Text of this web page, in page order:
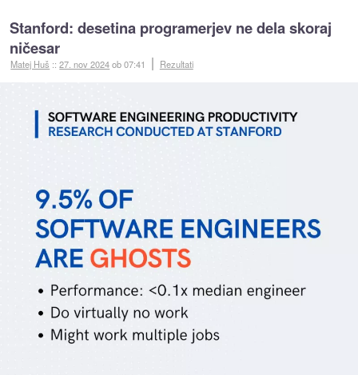
Stanford: desetina programerjev ne dela skoraj
ničesar
Matej Huš ::27. nov 2024ob 07:41 Rezultati